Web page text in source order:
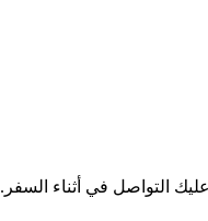
التواصل في أثناء السفر.